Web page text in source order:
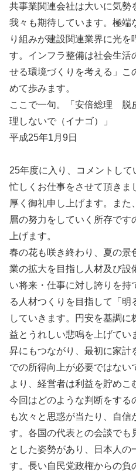
共事業関連会社は大いに気勢
我々も期待しています。極端
り組みが建設関連業界に光を
す。インフラ整備は社会生活
せる環境づくりを考える」こ
めて歩みます。
ここで一句。「安倍総理
理しないで（イナゴ）」
平成25年1月9日
25年度に入り、コメントし
忙しくお仕事をさせて頂きま
厚く御礼申し上げます。また
層の努力をしていく所存です
上げます。
春の花も咲き終わり、夏の景
業の拡大を目指し人材及び設
い将来・仕事に対し誇りを持
る人材つくりを目指して「
していきます。円安を基調
益とうれしい悲鳴を上げてい
昇にもつながり、最初に家計
での所得向上が必要ではない
より、経営者は利益を貯めこ
今回はどのような判断をする
も次々と思惑が当たり、自信
す。各国の代表との会談でも
とした姿勢があり、日本人の
す。長い自民党政権からの負